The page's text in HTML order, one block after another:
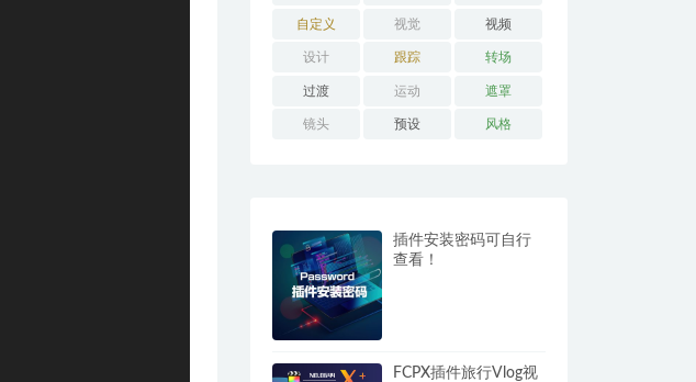
自定义 视觉 视频
设计 跟踪 转场
过渡 运动 遮罩
镜头 预设 风格
插件安装密码可自行
查看！
FCPX插件旅行Vlog视